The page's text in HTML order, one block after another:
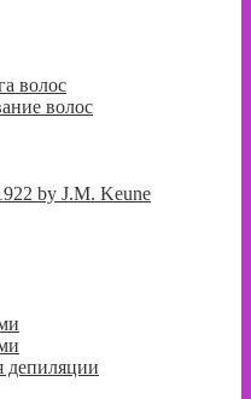
волос
волос
by J.M. Keune
депиляции